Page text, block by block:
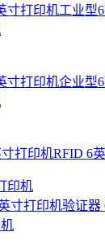
寸打印机工业型
寸打印机企业型
打印机RFID 6
印机
寸打印机验证器